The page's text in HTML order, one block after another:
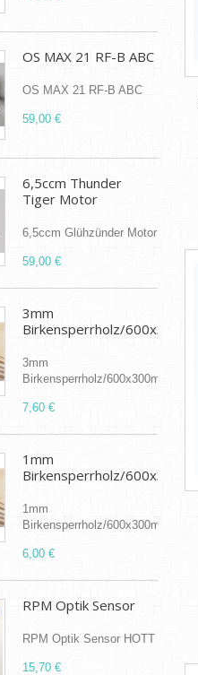
OS MAX 21 RF-B ABC
OS MAX 21 RF-B ABC
59,00 €
6,5ccm Thunder
Tiger Motor
6,5ccm Glühzünder Motor
59,00 €
3mm
Birkensperrholz/600x300mm
3mm
Birkensperrholz/600x300mm
7,60 €
1mm
Birkensperrholz/600x300mm
1mm
Birkensperrholz/600x300mm
6,00 €
RPM Optik Sensor
RPM Optik Sensor HOTT
15,70 €